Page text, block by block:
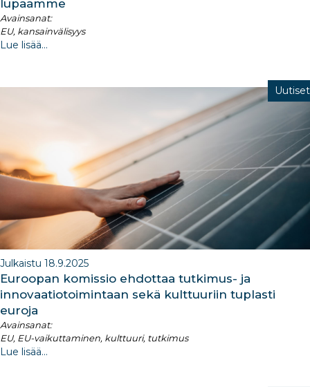
lupaamme
Avainsanat:
EU, kansainvälisyys
Lue lisää...
Uutiset
Julkaistu 18.9.2025
Euroopan komissio ehdottaa tutkimus- ja
innovaatiotoimintaan sekä kulttuuriin tuplasti
euroja
Avainsanat:
EU, EU-vaikuttaminen, kulttuuri, tutkimus
Lue lisää...